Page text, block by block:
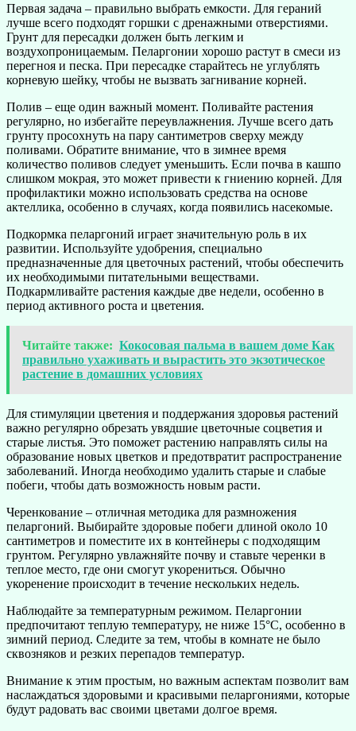
Первая задача – правильно выбрать емкости. Для гераний
лучше всего подходят горшки с дренажными отверстиями.
Грунт для пересадки должен быть легким и
воздухопроницаемым. Пеларгонии хорошо растут в смеси из
перегноя и песка. При пересадке старайтесь не углублять
корневую шейку, чтобы не вызвать загнивание корней.
Полив – еще один важный момент. Поливайте растения
регулярно, но избегайте переувлажнения. Лучше всего дать
грунту просохнуть на пару сантиметров сверху между
поливами. Обратите внимание, что в зимнее время
количество поливов следует уменьшить. Если почва в кашпо
слишком мокрая, это может привести к гниению корней. Для
профилактики можно использовать средства на основе
актеллика, особенно в случаях, когда появились насекомые.
Подкормка пеларгоний играет значительную роль в их
развитии. Используйте удобрения, специально
предназначенные для цветочных растений, чтобы обеспечить
их необходимыми питательными веществами.
Подкармливайте растения каждые две недели, особенно в
период активного роста и цветения.
Читайте также: Кокосовая пальма в вашем доме Как
правильно ухаживать и вырастить это экзотическое
растение в домашних условиях
Для стимуляции цветения и поддержания здоровья растений
важно регулярно обрезать увядшие цветочные соцветия и
старые листья. Это поможет растению направлять силы на
образование новых цветков и предотвратит распространение
заболеваний. Иногда необходимо удалить старые и слабые
побеги, чтобы дать возможность новым расти.
Черенкование – отличная методика для размножения
пеларгоний. Выбирайте здоровые побеги длиной около 10
сантиметров и поместите их в контейнеры с подходящим
грунтом. Регулярно увлажняйте почву и ставьте черенки в
теплое место, где они смогут укорениться. Обычно
укоренение происходит в течение нескольких недель.
Наблюдайте за температурным режимом. Пеларгонии
предпочитают теплую температуру, не ниже 15°C, особенно в
зимний период. Следите за тем, чтобы в комнате не было
сквозняков и резких перепадов температур.
Внимание к этим простым, но важным аспектам позволит вам
наслаждаться здоровыми и красивыми пеларгониями, которые
будут радовать вас своими цветами долгое время.